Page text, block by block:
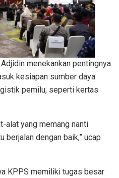
menekankan pentingnya
kesiapan sumber daya
pemilu, seperti kertas
alat yang memang nanti
berjalan dengan baik,” ucap
KPPS memiliki tugas besar